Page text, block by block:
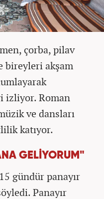
çorba, pilav
bireyleri akşam
izliyor. Roman
ve dansları
katıyor.
GELİYORUM"
gündür panayır
Panayır